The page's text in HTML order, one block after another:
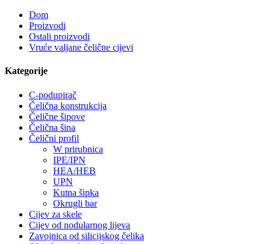
Dom
Proizvodi
Ostali proizvodi
Vruće valjane čelične cijevi
Kategorije
C-podupirač
Čelična konstrukcija
Čelične šipove
Čelična šina
Čelični profil
W prirubnica
IPE/IPN
HEA/HEB
UPN
Kutna šipka
Okrugli bar
Cijev za skele
Cijev od nodularnog lijeva
Zavojnica od silicijskog čelika